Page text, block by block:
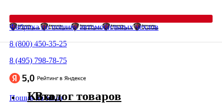
Фабрика по пошиву автомобильных чехлов
8 (800) 450-35-25
8 (495) 798-78-75
Пошив на заказ
Каталог товаров
Вход